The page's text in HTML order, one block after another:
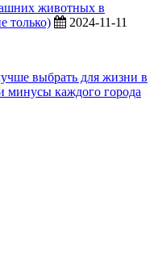
животных в
только)
2024-11-11
выбрать для жизни в
минусы каждого города